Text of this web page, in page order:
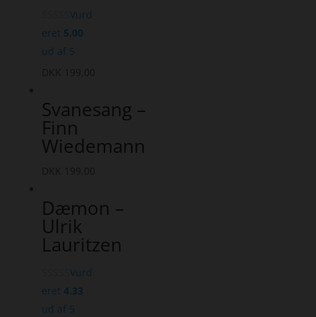
Vurd
eret 5.00
ud af 5
Svanesang –
Finn
Wiedemann
Dæmon –
Ulrik
Lauritzen
Vurd
eret 4.33
ud af 5